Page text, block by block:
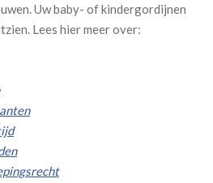
Uw baby- of kindergordijnen
Lees hier meer over: